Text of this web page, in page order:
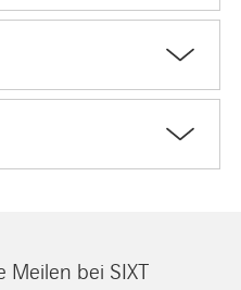
Meilen bei SIXT